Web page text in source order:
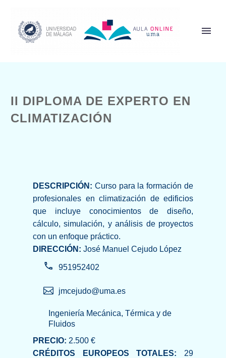
II DIPLOMA DE EXPERTO EN
CLIMATIZACIÓN
DESCRIPCIÓN: Curso para la formación de
profesionales en climatización de edificios
que incluye conocimientos de diseño,
cálculo, simulación, y análisis de proyectos
con un enfoque práctico.
DIRECCIÓN: José Manuel Cejudo López
951952402
jmcejudo@uma.es
Ingeniería Mecánica, Térmica y de
Fluidos
PRECIO: 2.500 €
CRÉDITOS EUROPEOS TOTALES: 29